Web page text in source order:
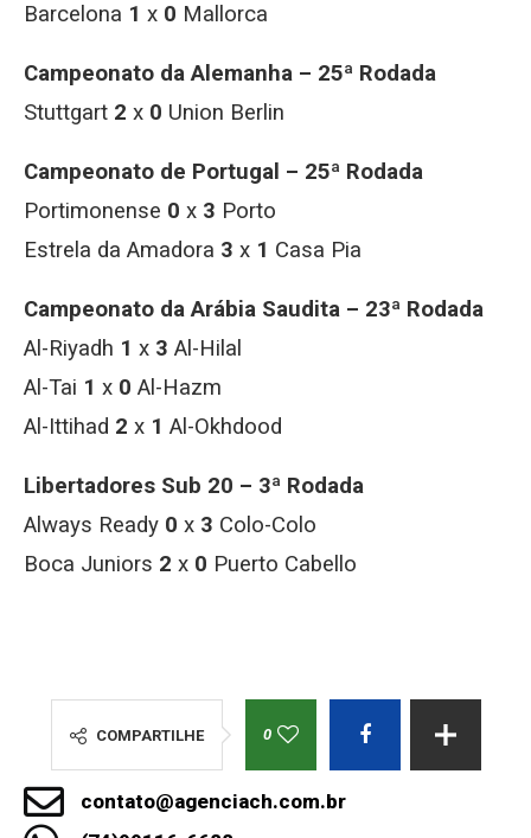
Barcelona 1 x 0 Mallorca
Campeonato da Alemanha – 25ª Rodada
Stuttgart 2 x 0 Union Berlin
Campeonato de Portugal – 25ª Rodada
Portimonense 0 x 3 Porto
Estrela da Amadora 3 x 1 Casa Pia
Campeonato da Arábia Saudita – 23ª Rodada
Al-Riyadh 1 x 3 Al-Hilal
Al-Tai 1 x 0 Al-Hazm
Al-Ittihad 2 x 1 Al-Okhdood
Libertadores Sub 20 – 3ª Rodada
Always Ready 0 x 3 Colo-Colo
Boca Juniors 2 x 0 Puerto Cabello
COMPARTILHE 0
contato@agenciach.com.br